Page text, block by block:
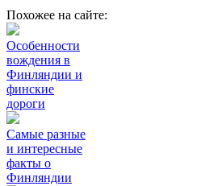
Похожее на сайте:
Особенности
вождения в
Финляндии и
финские
дороги
Самые разные
и интересные
факты о
Финляндии